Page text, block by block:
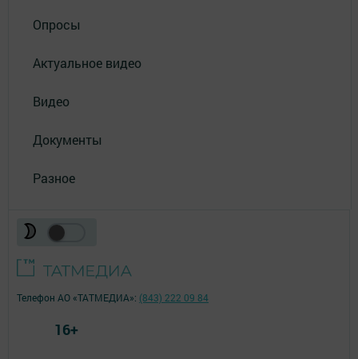
Опросы
Актуальное видео
Видео
Документы
Разное
Телефон АО «ТАТМЕДИА»: (843) 222 09 84
16+